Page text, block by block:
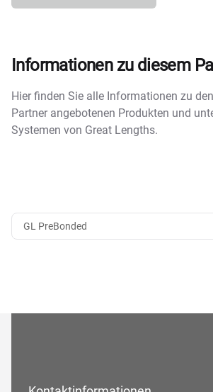
Informationen zu diesem
Hier finden Sie alle Informationen zu
Partner angebotenen Produkten und
Systemen von Great Lengths.
GL PreBonded